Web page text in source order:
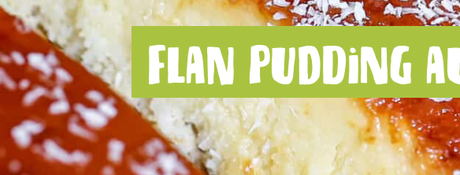
Flan pudding